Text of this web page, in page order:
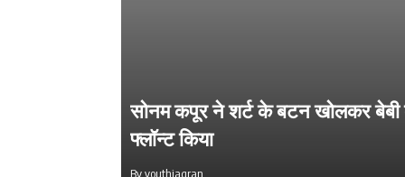
सोनम कपूर ने शर्ट के बटन खोलकर बेबी
फ्लॉन्ट किया
By youthjagran
Salman Khan की बर्थडे पार्टी में लगा
का मेला, धोनी हुए शामिल